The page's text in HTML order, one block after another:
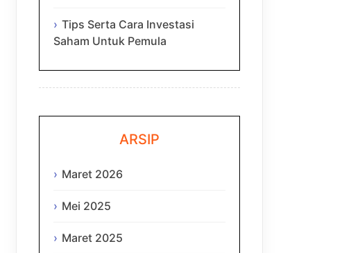
Tips Serta Cara Investasi
Saham Untuk Pemula
ARSIP
Maret 2026
Mei 2025
Maret 2025